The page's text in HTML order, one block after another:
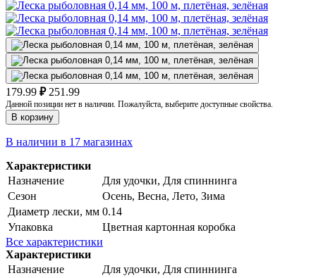
179.99 ₽ 251.99
Данной позиции нет в наличии. Пожалуйста, выберите доступные свойства.
В корзину
В наличии в 17 магазинах
Характеристики
Назначение
Для удочки, Для спиннинга
Сезон
Осень, Весна, Лето, Зима
Диаметр лески, мм 0.14
Упаковка
Цветная картонная коробка
Все характеристики
Характеристики
Назначение
Для удочки, Для спиннинга